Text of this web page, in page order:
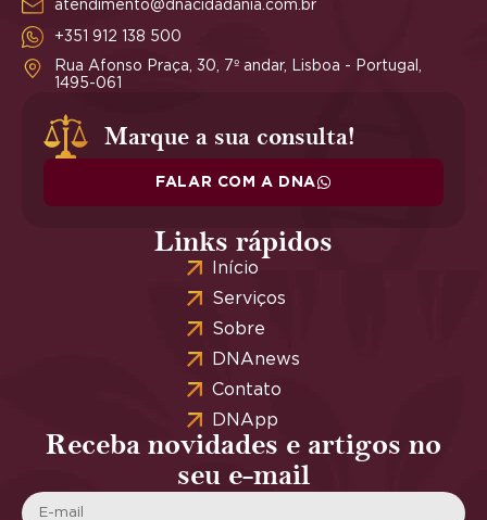
atendimento@dnacidadania.com.br
+351 912 138 500
Rua Afonso Praça, 30, 7º andar, Lisboa - Portugal,
1495-061
Marque a sua consulta!
FALAR COM A DNA
Links rápidos
Início
Serviços
Sobre
DNAnews
Contato
DNApp
Receba novidades e artigos no
seu e-mail